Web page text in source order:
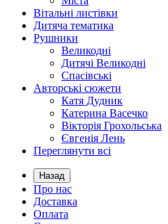
Вітальні листівки
Дитяча тематика
Рушники
Великодні
Дитячі Великодні
Спасівські
Авторські сюжети
Катя Дудник
Катерина Васечко
Вікторія Грохольська
Євгенія Лень
Переглянути всі
Назад
Про нас
Доставка
Оплата